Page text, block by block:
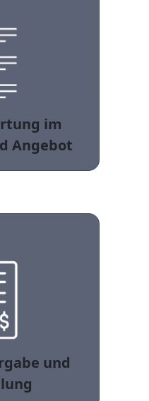
im
Angebot
und